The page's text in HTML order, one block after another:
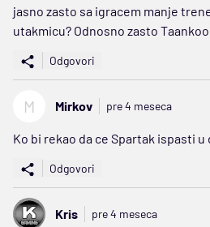
jasno zasto sa igracem manje
utakmicu? Odnosno zasto
Odgovori
M Mirkov pre 4 meseca
Ko bi rekao da ce Spartak ispasti u
Odgovori
Kris pre 4 meseca